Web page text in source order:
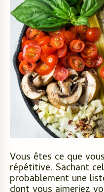
Vous êtes ce que
répétitive. Sachant
probablement une